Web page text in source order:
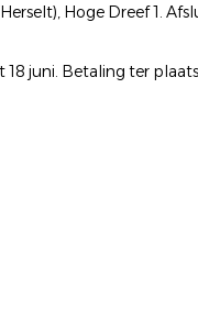
Hoge Dreef 1.
juni. Betaling ter